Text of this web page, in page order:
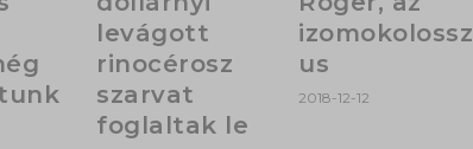
levágott
rinocérosz
szarvat
foglaltak le
izomokolossz
us
2018-12-12